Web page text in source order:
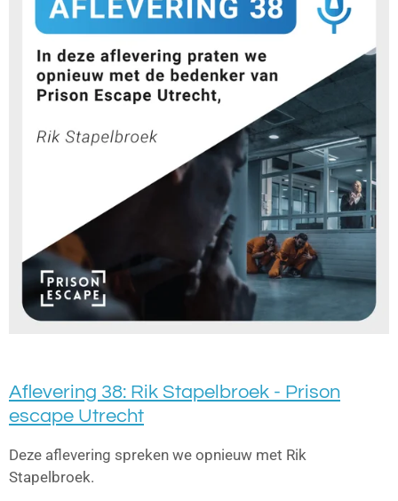
Aflevering 38: Rik Stapelbroek - Prison
escape Utrecht
Deze aflevering spreken we opnieuw met Rik
Stapelbroek.